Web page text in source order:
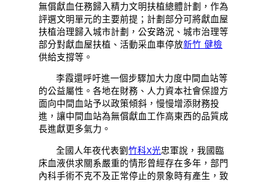
無償獻血任務歸入精力文明扶植總體計劃，作為
評選文明單元的主要前提；計劃部分可將獻血屋
扶植治理歸入城市計劃，公安路況、城市治理等
部分對獻血屋扶植、活動采血車停放新竹 健檢
供給支撐等。
李霞還呼吁進一個步驟加大力度中間血站等
的公益屬性。各地在財務、人力資本社會保證方
面向中間血站予以政策傾斜，慢慢增添財務投
進，讓中間血站為無償獻血工作高東西的品質成
長進獻更多氣力。
全國人年夜代表劉竹科X光忠軍說，我國臨
床血液供求關系嚴重的情形曾經存在多年，部門
內科手術不克不及正常停止的景象時有產生，致